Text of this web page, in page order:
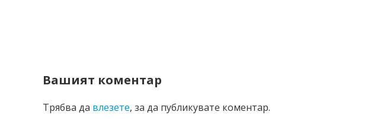
Вашият коментар
Трябва да влезете, за да публикувате коментар.